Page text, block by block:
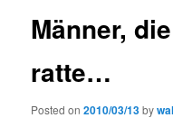
Männer,
ratte…
Posted on2010/03/13by